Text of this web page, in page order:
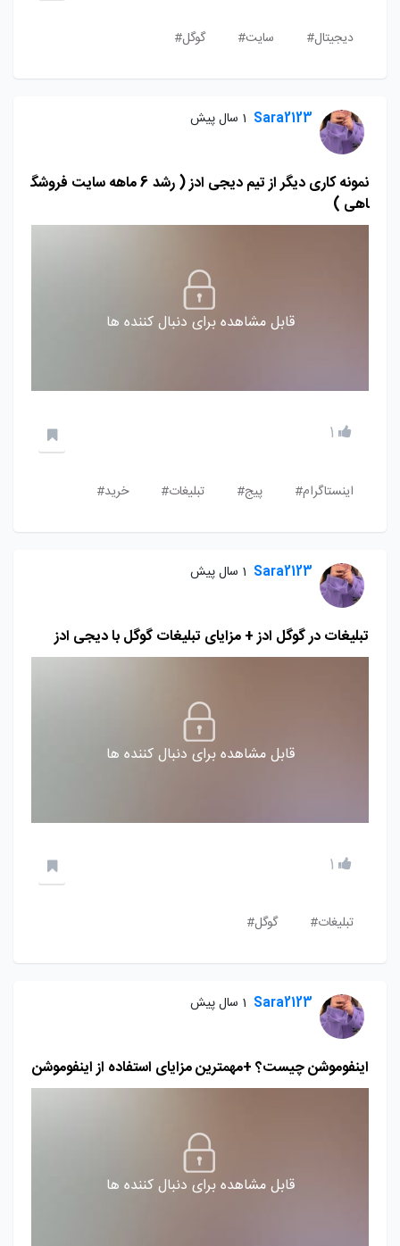
دیجیتال# سایت# گوگل#
Sara2123 1 سال پیش
نمونه کاری دیگر از تیم دیجی ادز ( رشد 6 ماهه سایت فروشگ
اهی )
قابل مشاهده برای دنبال کننده ها
1
اینستاگرام# پیج# تبلیغات# خرید#
Sara2123 1 سال پیش
تبلیغات در گوگل ادز + مزایای تبلیغات گوگل با دیجی ادز
قابل مشاهده برای دنبال کننده ها
1
تبلیغات# گوگل#
Sara2123 1 سال پیش
اینفوموشن چیست؟ +مهمترین مزایای استفاده از اینفوموشن
قابل مشاهده برای دنبال کننده ها